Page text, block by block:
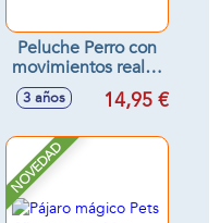
Peluche Perro con
movimientos reales
20'5x24x14'5cm -
Modelos surtidos
3 años 14,95 €
NOVEDAD